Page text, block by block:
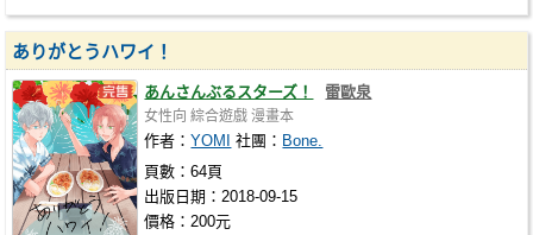
ありがとうハワイ！
あんさんぶるスターズ！ 雷歐泉
女性向 綜合遊戲 漫畫本
作者：YOMI 社團： Bone.
頁數：64頁
出版日期：2018-09-15
價格：200元